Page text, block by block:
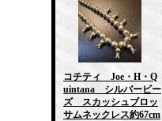
コチティ Joe・H・Q
uintana シルバービー
ズ スカッシュブロッ
サムネックレス約67cm